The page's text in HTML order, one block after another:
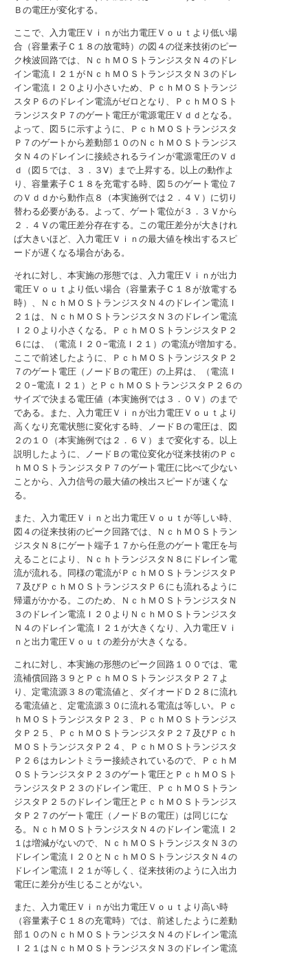
Ｂの電圧が変化する。
ここで、入力電圧Ｖｉｎが出力電圧Ｖｏｕｔより低い場
合（容量素子Ｃ１８の放電時）の図４の従来技術のピー
ク検波回路では、ＮｃｈＭＯＳトランジスタＮ４のドレ
イン電流Ｉ２１がＮｃｈＭＯＳトランジスタＮ３のドレ
イン電流Ｉ２０より小さいため、ＰｃｈＭＯＳトランジ
スタＰ６のドレイン電流がゼロとなり、ＰｃｈＭＯＳト
ランジスタＰ７のゲート電圧が電源電圧Ｖｄｄとなる。
よって、図５に示すように、ＰｃｈＭＯＳトランジスタ
Ｐ７のゲートから差動部１０のＮｃｈＭＯＳトランジス
タＮ４のドレインに接続されるラインが電源電圧のＶｄ
ｄ（図５では、３．３V）まで上昇する。以上の動作よ
り、容量素子Ｃ１８を充電する時、図５のゲート電位７
のＶｄｄから動作点８（本実施例では２．４Ｖ）に切り
替わる必要がある。よって、ゲート電位が３．３Ｖから
２．４Ｖの電圧差分存在する。この電圧差分が大きけれ
ば大きいほど、入力電圧Ｖｉｎの最大値を検出するスピ
ードが遅くなる場合がある。
それに対し、本実施の形態では、入力電圧Ｖｉｎが出力
電圧Ｖｏｕｔより低い場合（容量素子Ｃ１８が放電する
時）、ＮｃｈＭＯＳトランジスタＮ４のドレイン電流Ｉ
２１は、ＮｃｈＭＯＳトランジスタＮ３のドレイン電流
Ｉ２０より小さくなる。ＰｃｈＭＯＳトランジスタＰ２
６には、（電流Ｉ２０−電流Ｉ２１）の電流が増加する。
ここで前述したように、ＰｃｈＭＯＳトランジスタＰ２
７のゲート電圧（ノードＢの電圧）の上昇は、（電流Ｉ
２０−電流Ｉ２１）とＰｃｈＭＯＳトランジスタＰ２６の
サイズで決まる電圧値（本実施例では３．０Ｖ）のまで
である。また、入力電圧Ｖｉｎが出力電圧Ｖｏｕｔより
高くなり充電状態に変化する時、ノードＢの電圧は、図
２の１０（本実施例では２．６Ｖ）まで変化する。以上
説明したように、ノードＢの電位変化が従来技術のＰｃ
ｈＭＯＳトランジスタＰ７のゲート電圧に比べて少ない
ことから、入力信号の最大値の検出スピードが速くな
る。
また、入力電圧Ｖｉｎと出力電圧Ｖｏｕｔが等しい時、
図４の従来技術のピーク回路では、ＮｃｈＭＯＳトラン
ジスタＮ８にゲート端子１７から任意のゲート電圧を与
えることにより、ＮｃｈトランジスタＮ８にドレイン電
流が流れる。同様の電流がＰｃｈＭＯＳトランジスタＰ
７及びＰｃｈＭＯＳトランジスタＰ６にも流れるように
帰還がかかる。このため、ＮｃｈＭＯＳトランジスタＮ
３のドレイン電流Ｉ２０よりＮｃｈＭＯＳトランジスタ
Ｎ４のドレイン電流Ｉ２１が大きくなり、入力電圧Ｖｉ
ｎと出力電圧Ｖｏｕｔの差分が大きくなる。
これに対し、本実施の形態のピーク回路１００では、電
流補償回路３９とＰｃｈＭＯＳトランジスタＰ２７よ
り、定電流源３８の電流値と、ダイオードＤ２８に流れ
る電流値と、定電流源３０に流れる電流は等しい。Ｐｃ
ｈＭＯＳトランジスタＰ２３、ＰｃｈＭＯＳトランジス
タＰ２５、ＰｃｈＭＯＳトランジスタＰ２７及びＰｃｈ
ＭＯＳトランジスタＰ２４、ＰｃｈＭＯＳトランジスタ
Ｐ２６はカレントミラー接続されているので、ＰｃｈＭ
ＯＳトランジスタＰ２３のゲート電圧とＰｃｈＭＯＳト
ランジスタＰ２３のドレイン電圧、ＰｃｈＭＯＳトラン
ジスタＰ２５のドレイン電圧とＰｃｈＭＯＳトランジス
タＰ２７のゲート電圧（ノードＢの電圧）は同じにな
る。ＮｃｈＭＯＳトランジスタＮ４のドレイン電流Ｉ２
１は増減がないので、ＮｃｈＭＯＳトランジスタＮ３の
ドレイン電流Ｉ２０とＮｃｈＭＯＳトランジスタＮ４の
ドレイン電流Ｉ２１が等しく、従来技術のように入出力
電圧に差分が生じることがない。
また、入力電圧Ｖｉｎが出力電圧Ｖｏｕｔより高い時
（容量素子Ｃ１８の充電時）では、前述したように差動
部１０のＮｃｈＭＯＳトランジスタＮ４のドレイン電流
Ｉ２１はＮｃｈＭＯＳトランジスタＮ３のドレイン電流